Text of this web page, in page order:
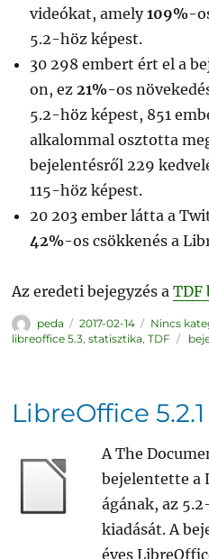
videókat, amely109%-
5.2-höz képest.
30 298 embert ért el a
on, ez21%-os
5.2-höz képest, 851
alkalommal osztotta
bejelentésről 229
115-höz képest.
20 203 ember látta a
42%-os csökkenés a
Az eredeti bejegyzés aTDF
Szerző
peda Közzétéve
2017-02-14 Kategória
Nincs
libreoffice 5.3 ,statisztika ,TDF
5.3:
LibreOffice 5.2.1
A The
bejelentette a
ágának, az
kiadását. A
éves